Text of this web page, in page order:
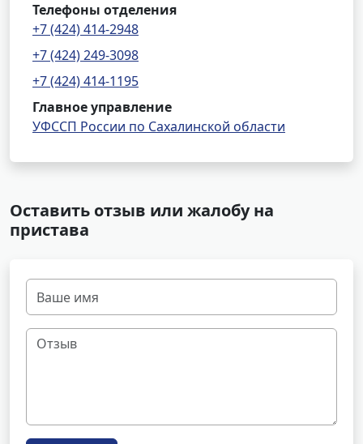
Телефоны отделения
+7 (424) 414-2948
+7 (424) 249-3098
+7 (424) 414-1195
Главное управление
УФССП России по Сахалинской области
Оставить отзыв или жалобу на
пристава